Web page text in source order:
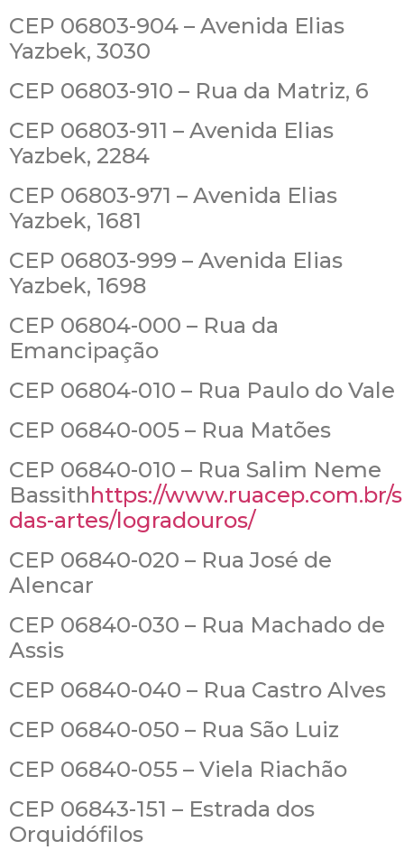
CEP 06803-904 – Avenida Elias
Yazbek, 3030
CEP 06803-910 – Rua da Matriz, 6
CEP 06803-911 – Avenida Elias
Yazbek, 2284
CEP 06803-971 – Avenida Elias
Yazbek, 1681
CEP 06803-999 – Avenida Elias
Yazbek, 1698
CEP 06804-000 – Rua da
Emancipação
CEP 06804-010 – Rua Paulo do Vale
CEP 06840-005 – Rua Matões
CEP 06840-010 – Rua Salim Neme
Bassithhttps://www.ruacep.com.br/
das-artes/logradouros/
CEP 06840-020 – Rua José de
Alencar
CEP 06840-030 – Rua Machado de
Assis
CEP 06840-040 – Rua Castro Alves
CEP 06840-050 – Rua São Luiz
CEP 06840-055 – Viela Riachão
CEP 06843-151 – Estrada dos
Orquidófilos